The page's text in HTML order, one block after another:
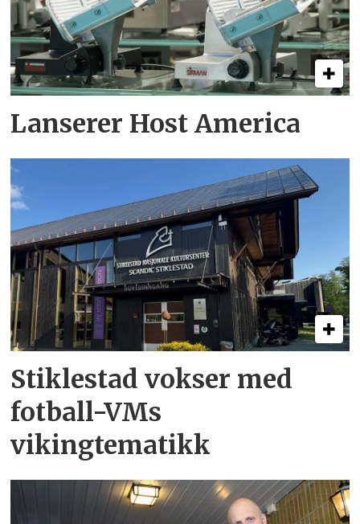
Lanserer Host America
Stiklestad vokser med
fotball-VMs
vikingtematikk